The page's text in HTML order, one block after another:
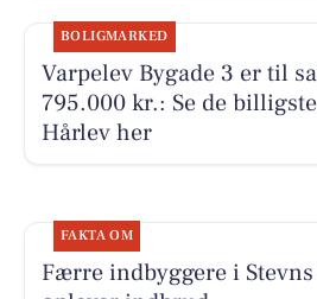
BOLIGMARKED
Varpelev Bygade 3 er til
795.000 kr.: Se de
Hårlev her
FAKTA OM
Færre indbyggere i